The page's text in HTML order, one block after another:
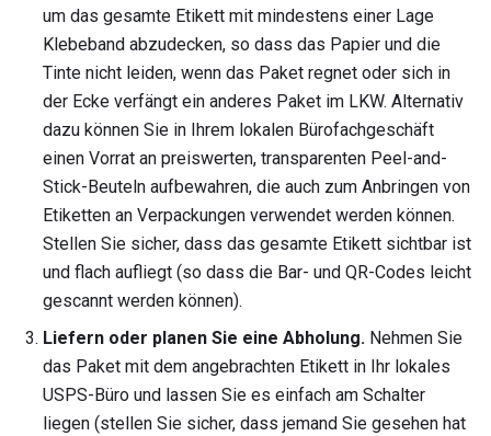
um das gesamte Etikett mit mindestens einer Lage
Klebeband abzudecken, so dass das Papier und die
Tinte nicht leiden, wenn das Paket regnet oder sich in
der Ecke verfängt ein anderes Paket im LKW. Alternativ
dazu können Sie in Ihrem lokalen Bürofachgeschäft
einen Vorrat an preiswerten, transparenten Peel-and-
Stick-Beuteln aufbewahren, die auch zum Anbringen von
Etiketten an Verpackungen verwendet werden können.
Stellen Sie sicher, dass das gesamte Etikett sichtbar ist
und flach aufliegt (so dass die Bar- und QR-Codes leicht
gescannt werden können).
Liefern oder planen Sie eine Abholung. Nehmen Sie
das Paket mit dem angebrachten Etikett in Ihr lokales
USPS-Büro und lassen Sie es einfach am Schalter
liegen (stellen Sie sicher, dass jemand Sie gesehen hat